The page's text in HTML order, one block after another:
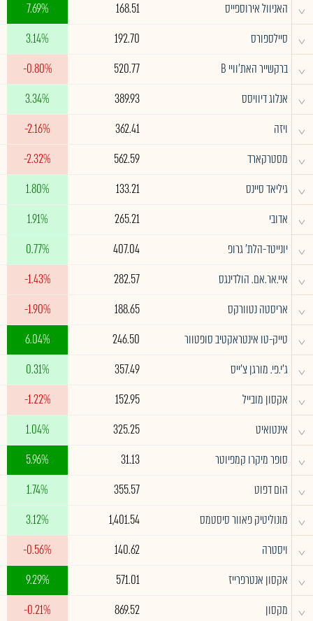
^ האניוול אירוספייס 168.51
7.69%
^ סיילספורס 192.70
3.14%
^ ברקשייר האת'וויי B 520.77
-0.80%
^ אנלוג דיוויסס 389.93
3.34%
^ ויזה 362.41
-2.16%
^ מסטרקארד 562.59
-2.32%
^ גיליאד סיינס 133.21
1.80%
^ אדובי 265.21
1.91%
^ יונייטד-הלת' גרופ 407.04
0.77%
^ איי.אר.אם. הולדינגס 282.57
-1.43%
^ אריסטה נטוורקס 188.65
-1.90%
^ טייק-טו אינטראקטיב סופטוור 246.50
6.04%
^ ג'י.פי. מורגן צ'ייס 357.49
0.31%
^ אקסון מובייל 152.95
-1.22%
^ אינטואיט 325.25
1.04%
^ סופר מיקרו קמפיוטר 31.13
5.96%
^ הום דפוט 355.57
1.74%
^ מונוליטיק פאוור סיסטמס 1,401.54
3.12%
^ ויסטרה 140.62
-0.56%
^ אקסון אנטרפרייז 571.01
9.29%
^ מקסון 869.52
-0.21%